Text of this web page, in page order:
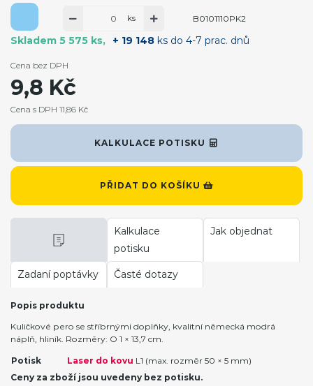
Skladem 5 575 ks + 19 148 ks do 4-7 prac. dnů
ks B0101110PK2
KALKULACE POTISKU
PŘIDAT DO KOŠÍKU
Cena bez DPH
9,8 Kč
Cena s DPH 11,86 Kč
Kalkulace
potisku
Jak objednat
Zadaní poptávky Časté dotazy
Popis produktu
Kuličkové pero se stříbrnými doplňky, kvalitní německá modrá
náplň, hliník. Rozměry: O 1 × 13,7 cm.
Potisk Laser do kovu L1 (max. rozměr 50 × 5 mm)
Ceny za zboží jsou uvedeny bez potisku.